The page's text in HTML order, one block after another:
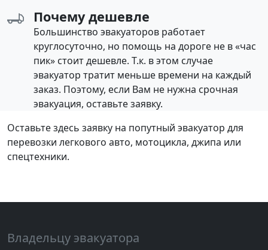
Почему дешевле
Большинство эвакуаторов работает
круглосуточно, но помощь на дороге не в «час
пик» стоит дешевле. Т.к. в этом случае
эвакуатор тратит меньше времени на каждый
заказ. Поэтому, если Вам не нужна срочная
эвакуация, оставьте заявку.
Оставьте здесь заявку на попутный эвакуатор для
перевозки легкового авто, мотоцикла, джипа или
спецтехники.
Владельцу эвакуатора